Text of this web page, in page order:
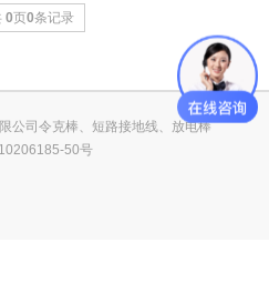
0页0条记录
公司令克棒、短路接地线、放电棒
50号